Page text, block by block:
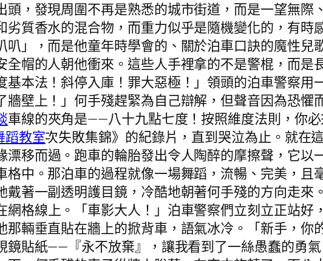
，發現周圍不再是熟悉的城市街道，而是一望無際
質香水的混合物，而重力似乎是隨機變化的，有時
」，而是他童年時學會的、關於泊車口訣的魔性兒
帽的人朝他衝來。這些人手裡拿的不是警棍，而是
本法！斜停入庫！罪大惡極！」領頭的泊車警察用
壁上！」何手殘趕緊為自己辯解，但聲音因為恐懼
車線的夾角是——八十九點七度！按照維度法則，你
蹈教室次失敗集錦》的紀錄片，直到哭泣為止。就在
移而過。跑車的輪胎發出令人陶醉的摩擦聲，它以
中。那泊車的過程就像一場舞蹈，流暢、完美，且
著一副透明護目鏡，冷酷地朝著何手殘的方向走來
網格線上。「車影大人！」泊車警察們立刻立正站好
輛垂直貼在牆上的掀背車，語氣冰冷。「新手，你
貼紙——『永不放棄』，讓我看到了一絲愚蠢的勇